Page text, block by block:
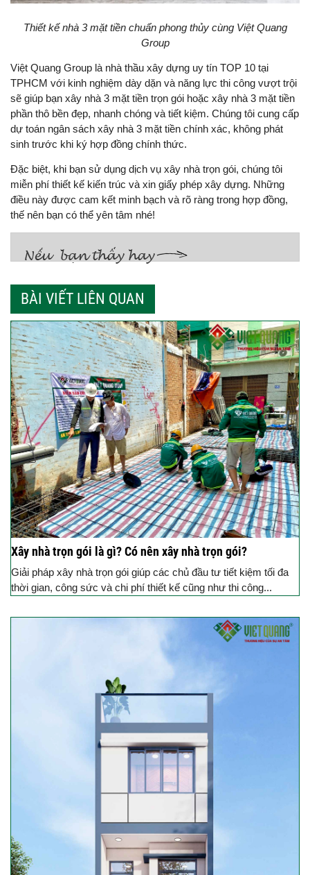
Thiết kế nhà 3 mặt tiền chuẩn phong thủy cùng Việt Quang
Group
Việt Quang Group là nhà thầu xây dựng uy tín TOP 10 tại
TPHCM với kinh nghiệm dày dặn và năng lực thi công vượt trội
sẽ giúp bạn xây nhà 3 mặt tiền trọn gói hoặc xây nhà 3 mặt tiền
phần thô bền đẹp, nhanh chóng và tiết kiệm. Chúng tôi cung cấp
dự toán ngân sách xây nhà 3 mặt tiền chính xác, không phát
sinh trước khi ký hợp đồng chính thức.
Đặc biệt, khi bạn sử dụng dịch vụ xây nhà trọn gói, chúng tôi
miễn phí thiết kế kiến trúc và xin giấy phép xây dựng. Những
điều này được cam kết minh bạch và rõ ràng trong hợp đồng,
thế nên bạn có thể yên tâm nhé!
BÀI VIẾT LIÊN QUAN
Xây nhà trọn gói là gì? Có nên xây nhà trọn gói?
Giải pháp xây nhà trọn gói giúp các chủ đầu tư tiết kiệm tối đa
thời gian, công sức và chi phí thiết kế cũng như thi công...